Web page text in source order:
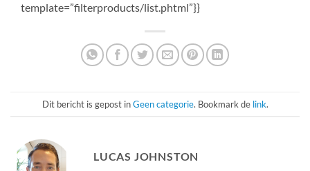
template=”filterproducts/list.phtml”}}
Dit bericht is gepost inGeen categorie. Bookmark de link.
LUCAS JOHNSTON